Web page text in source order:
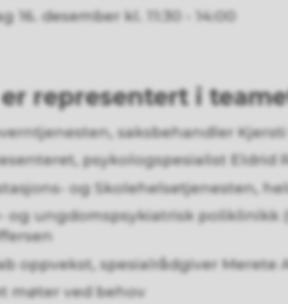
16. desember kl. 11:30 - 14:00
representert i
saksbehandler
psykologspesialist Eldrid
og Skolehelsetjenesten,
og ungdomspsykiatrisk poliklinikk
oppvekst, spesialrådgiver Merete
møter ved behov